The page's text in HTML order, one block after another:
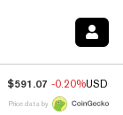
$591.07 -0.20%USDC
Price data by